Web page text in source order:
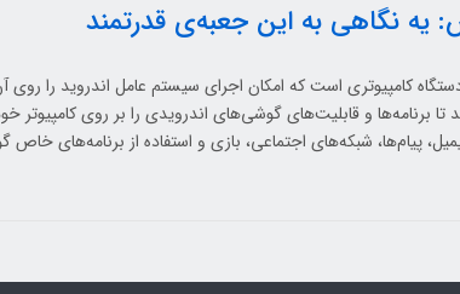
یه نگاهی به این جعبه‌ی قدرتمند
کامپیوتری است که امکان اجرای سیستم عامل اندروید را
تا برنامه‌ها و قابلیت‌های گوشی‌های اندرویدی را بر روی کامپیوتر
پیام‌ها، شبکه‌های اجتماعی، بازی و استفاده از برنامه‌های